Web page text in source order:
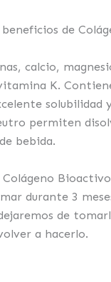
de
calcio,
K.
solubilidad
permiten
bebida.
durante 3
de
a hacerlo.